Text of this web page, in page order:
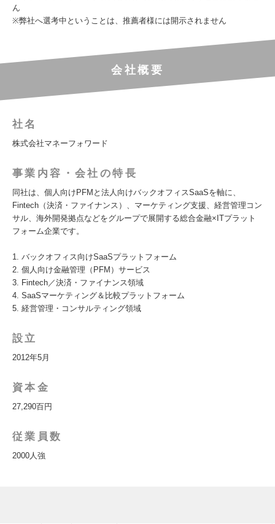
ん
※弊社へ選考中ということは、推薦者様には開示されません
会社概要
社名
株式会社マネーフォワード
事業内容・会社の特長
同社は、個人向けPFMと法人向けバックオフィスSaaSを軸に、
Fintech（決済・ファイナンス）、マーケティング支援、経営管理コン
サル、海外開発拠点などをグループで展開する総合金融×ITプラット
フォーム企業です。
1. バックオフィス向けSaaSプラットフォーム
2. 個人向け金融管理（PFM）サービス
3. Fintech／決済・ファイナンス領域
4. SaaSマーケティング＆比較プラットフォーム
5. 経営管理・コンサルティング領域
設立
2012年5月
資本金
27,290百円
従業員数
2000人強